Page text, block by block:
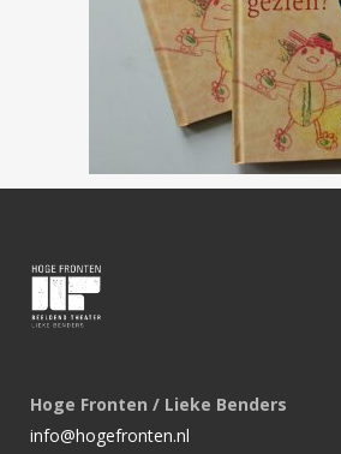
Hoge Fronten / Lieke Benders
info@hogefronten.nl